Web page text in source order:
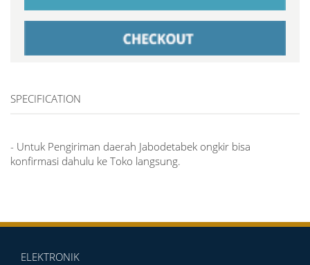
SPECIFICATION
- Untuk Pengiriman daerah Jabodetabek ongkir bisa
konfirmasi dahulu ke Toko langsung.
ELEKTRONIK